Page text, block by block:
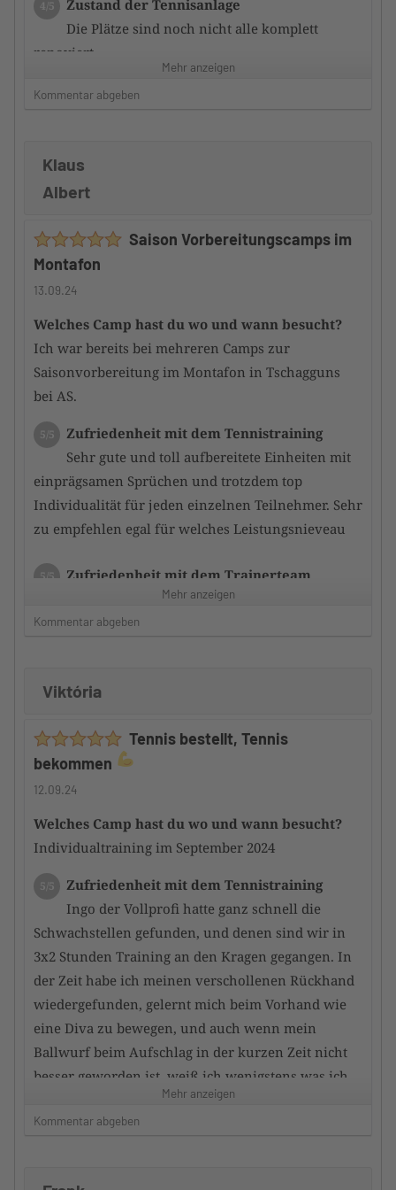
4/5
Zustand der Tennisanlage
Die Plätze sind noch nicht alle komplett
renoviert
3/5
Zufriedenheit mit dem Hotel
Frühstück ausreichend, aber nicht sternewürdig.
Service nett und zuvorkommend und stets bemüht.
besser sein.
Würdest du das Camp an andere
Mehr anzeigen
Kommentar abgeben
Klaus
Albert
Saison Vorbereitungscamps im
Montafon
13.09.24
Welches Camp hast du wo und wann besucht?
Ich war bereits bei mehreren Camps zur
Saisonvorbereitung im Montafon in Tschagguns
bei AS.
5/5
Zufriedenheit mit dem Tennistraining
Sehr gute und toll aufbereitete Einheiten mit
einprägsamen Sprüchen und trotzdem top
Individualität für jeden einzelnen Teilnehmer. Sehr
zu empfehlen egal für welches Leistungsnieveau
5/5
Zufriedenheit mit dem Trainerteam
der bzw. die Trainer schaffen es durch
gezieltes Training immer noch ein Stückchen mehr
Auch hier kann ich nur ein riesen
Kompliment machen denn ide Teilnehmer werden
gut in das gesamte Geschehen integriert und somit
Zustand der Tennisanlage
Unfassbar gute Plätze auch nach ergiebigen
Regen sind die Plätze schnell wieder trocken une
top bespielbar. insgesamt eine top-Anlage
4/5
Zufriedenheit mit dem Hotel
sehr schöne Hotels vor Ort , ween auch für
meinen persönlichen Geschmack etwas überteuert
Würdest du das Camp an andere
TennisTraveller weiterempfehlen
Dein Kommentar
Mehr anzeigen
Kommentar abgeben
Viktória
Tennis bestellt, Tennis
bekommen
12.09.24
Welches Camp hast du wo und wann besucht?
Individualtraining im September 2024
5/5
Zufriedenheit mit dem Tennistraining
Ingo der Vollprofi hatte ganz schnell die
Schwachstellen gefunden, und denen sind wir in
3x2 Stunden Training an den Kragen gegangen. In
der Zeit habe ich meinen verschollenen Rückhand
wiedergefunden, gelernt mich beim Vorhand wie
eine Diva zu bewegen, und auch wenn mein
Ballwurf beim Aufschlag in der kurzen Zeit nicht
besser geworden ist, weiß ich wenigstens was ich
Mehr anzeigen
Kommentar abgeben